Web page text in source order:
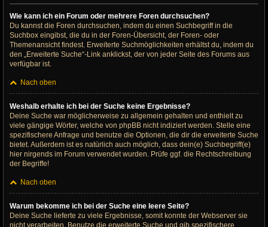
Wie kann ich ein Forum oder mehrere Foren durchsuchen?
Du kannst die Foren durchsuchen, indem du einen Suchbegriff in die
Suchbox eingibst, die du in der Foren-Übersicht, der Foren- oder
Themenansicht findest. Erweiterte Suchmöglichkeiten erhältst du, indem du
den „Erweiterte Suche“-Link anklickst, der von jeder Seite des Forums aus
verfügbar ist.
Nach oben
Weshalb erhalte ich bei der Suche keine Ergebnisse?
Deine Suche war möglicherweise zu allgemein gehalten und enthielt zu
viele gängige Wörter, welche von phpBB nicht indiziert werden. Stelle eine
spezifischere Anfrage und benutze die Optionen, die dir die erweiterte Suche
bietet. Außerdem ist es natürlich auch möglich, dass dein(e) Suchbegriff(e)
hier nirgends im Forum verwendet wurden. Prüfe ggf. die Rechtschreibung
der Begriffe!
Nach oben
Warum bekomme ich bei der Suche eine leere Seite?
Deine Suche lieferte zu viele Ergebnisse, somit konnte der Webserver sie
nicht verarbeiten. Benutze die erweiterte Suche und gib spezifischere